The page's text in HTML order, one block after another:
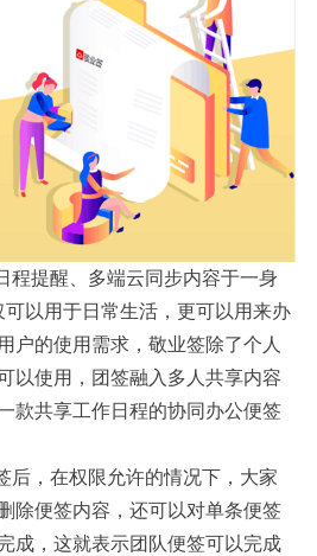
程提醒、多端云同步内容于一身
可以用于日常生活，更可以用来办
户的使用需求，敬业签除了个人
以使用，团签融入多人共享内容
款共享工作日程的协同办公便签
后，在权限允许的情况下，大家
除便签内容，还可以对单条便签
成，这就表示团队便签可以完成